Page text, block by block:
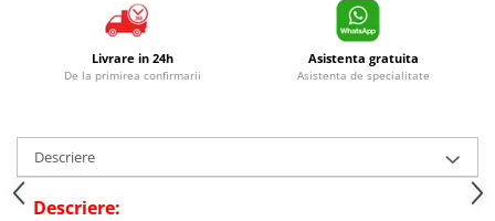
Livrare in 24h
De la primirea confirmarii
Asistenta gratuita
Asistenta de specialitate
Descriere
Descriere: